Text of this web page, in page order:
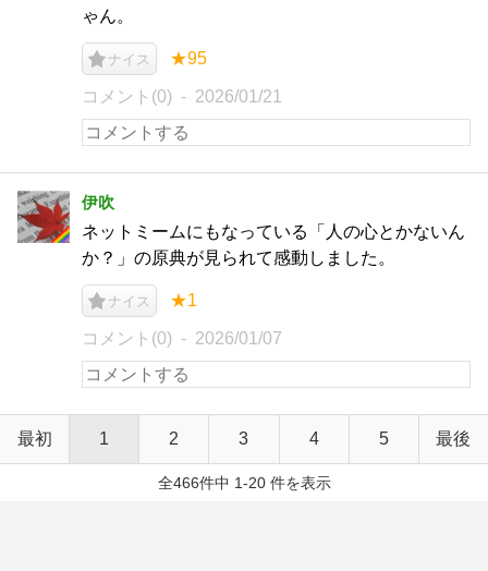
ゃん。
ナイス ★95
コメント(0) 2026/01/21
伊吹
ネットミームにもなっている「人の心とかないん
か？」の原典が見られて感動しました。
ナイス ★1
コメント(0) 2026/01/07
最初 1 2 3 4 5 最後
全466件中 1-20 件を表示